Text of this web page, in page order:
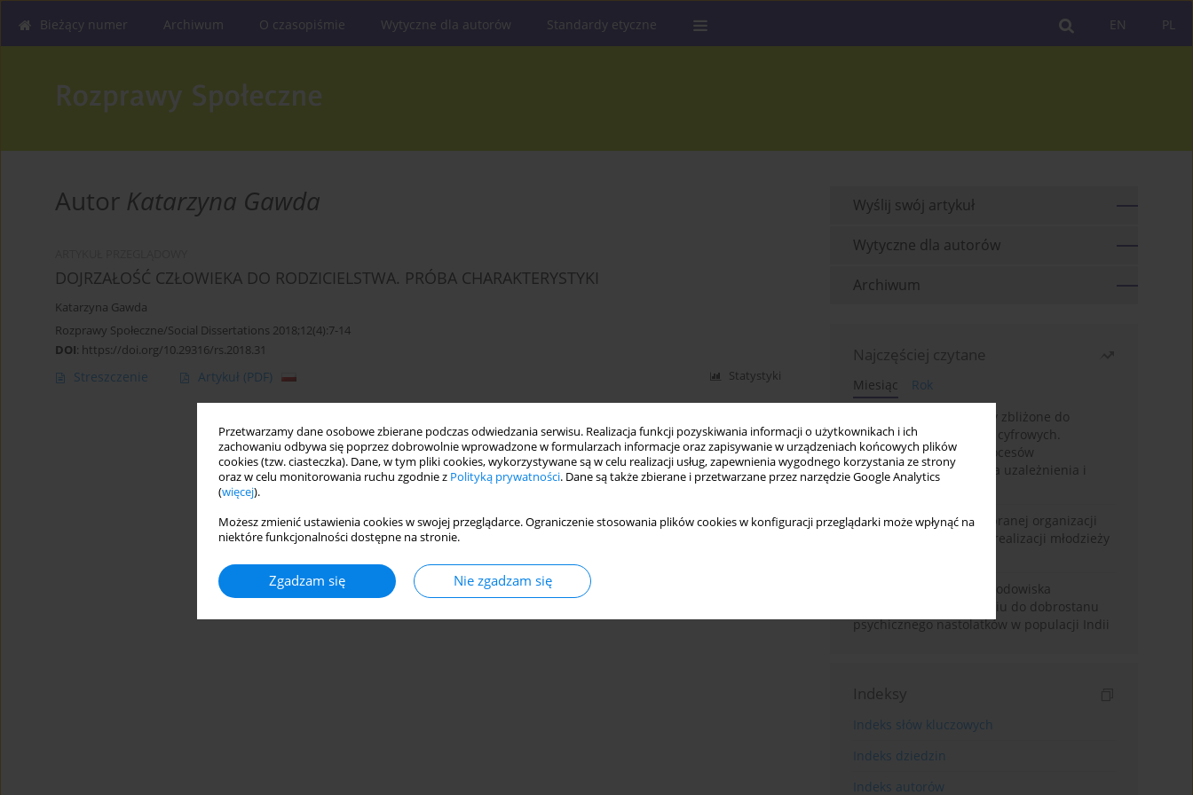
Przetwarzamy dane osobowe zbierane podczas odwiedzania serwisu. Realizacja funkcji pozyskiwania informacji o użytkownikach i ich
zachowaniu odbywa się poprzez dobrowolnie wprowadzone w formularzach informacje oraz zapisywanie w urządzeniach końcowych plików
cookies (tzw. ciasteczka). Dane, w tym pliki cookies, wykorzystywane są w celu realizacji usług, zapewnienia wygodnego korzystania ze strony
oraz w celu monitorowania ruchu zgodnie z Polityką prywatności. Dane są także zbierane i przetwarzane przez narzędzie Google Analytics
(więcej).
Możesz zmienić ustawienia cookies w swojej przeglądarce. Ograniczenie stosowania plików cookies w konfiguracji przeglądarki może wpłynąć na
niektóre funkcjonalności dostępne na stronie.
Zgadzam się Nie zgadzam się
PL
EN
Bieżący numer Archiwum O czasopiśmie Wytyczne dla autorów Standardy etyczne
Autor Katarzyna Gawda
DOJRZAŁOŚĆ CZŁOWIEKA DO RODZICIELSTWA. PRÓBA CHARAKTERYSTYKI
Katarzyna Gawda
Rozprawy Społeczne/Social Dissertations 2018;12(4):7-14
DOI: https://doi.org/10.29316/rs.2018.31
Streszczenie Artykuł (PDF) Statystyki
Wyślij swój artykuł
Wytyczne dla autorów
Archiwum
Najczęściej czytane
Miesiąc
Rok
Loot boxy – mechanizmy zbliżone do
hazardu ukryte w grach cyfrowych.
Narracyjny przegląd procesów
psychologicznych, ryzyka uzależnienia i
regulacji prawnych
Znaczenie wsparcia wybranej organizacji
pozarządowej dla samorealizacji młodzieży
Badanie osobowości i środowiska
rodzinnego w odniesieniu do dobrostanu
psychicznego nastolatków w populacji Indii
Indeksy
Indeks słów kluczowych
Indeks dziedzin
Indeks autorów